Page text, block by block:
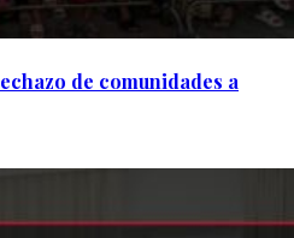
de comunidades a